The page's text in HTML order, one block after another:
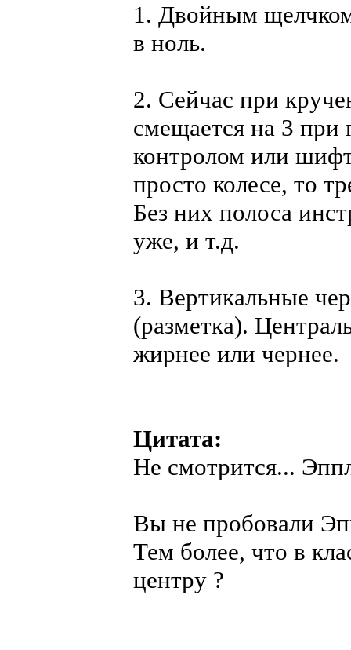
1. Двойным
в ноль.
2. Сейчас при
смещается на 3 при
контролом или
просто колесе, то
Без них полоса
уже, и т.д.
3. Вертикальные
(разметка).
жирнее или чернее.
Цитата:
Не смотрится...
Вы не пробовали
Тем более, что в
центру ?